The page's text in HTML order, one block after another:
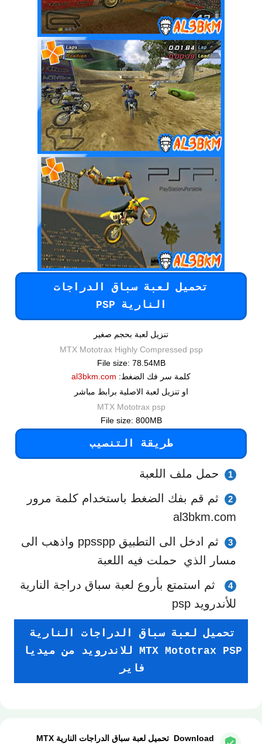
تحميل لعبة سباق الدراجات
النارية PSP
تنزيل لعبة بحجم صغير
MTX Mototrax Highly Compressed psp
File size: 78.54MB
كلمة سر فك الضغط: al3bkm.com
او تنزيل لعبة الاصلية برابط مباشر
MTX Mototrax psp
File size: 800MB
طريقة التنصيب
حمل ملف اللعبة
ثم قم بفك الضغط باستخدام كلمة مرور
al3bkm.com
ثم ادخل الى التطبيق ppsspp واذهب الى
مسار الذي حملت فيه اللعبة
ثم استمتع بأروع لعبة سباق دراجة النارية
للأندرويد psp
تحميل لعبة سباق الدراجات النارية
MTX Mototrax PSP للاندرويد من ميديا
فاير
Download تحميل لعبة سباق الدراجات النارية MTX